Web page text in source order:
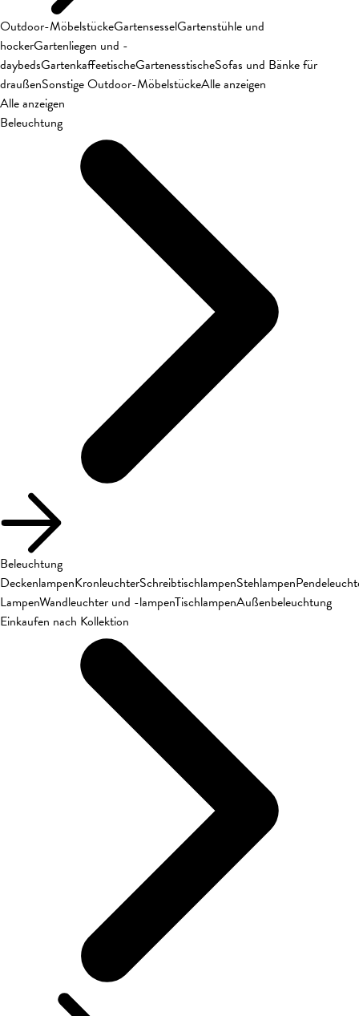
Outdoor-MöbelstückeGartensesselGartenstühle und
hockerGartenliegen und -
daybedsGartenkaffeetischeGartenesstischeSofas und Bänke für
draußenSonstige Outdoor-MöbelstückeAlle anzeigen
Alle anzeigen
Beleuchtung
Beleuchtung
DeckenlampenKronleuchterSchreibtischlampenStehlampen
LampenWandleuchter und -lampenTischlampenAußenbeleuchtung
Einkaufen nach Kollektion